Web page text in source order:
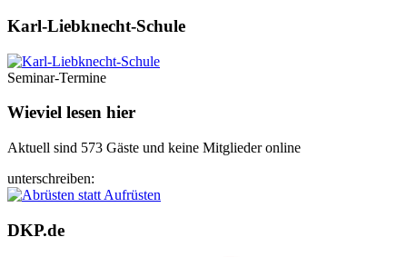
Karl-Liebknecht-­Schule
Seminar-Termine
Wieviel lesen hier
Aktuell sind 573 Gäste und keine Mitglieder online
unterschreiben:
DKP.de